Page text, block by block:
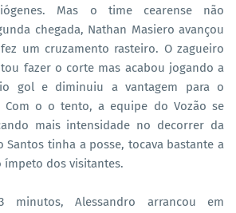
Mas o time cearense não
chegada, Nathan Masiero avançou
um cruzamento rasteiro. O zagueiro
fazer o corte mas acabou jogando a
gol e diminuiu a vantagem para o
Com o o tento, a equipe do Vozão se
mais intensidade no decorrer da
Santos tinha a posse, tocava bastante a
dos visitantes.
minutos, Alessandro arrancou em